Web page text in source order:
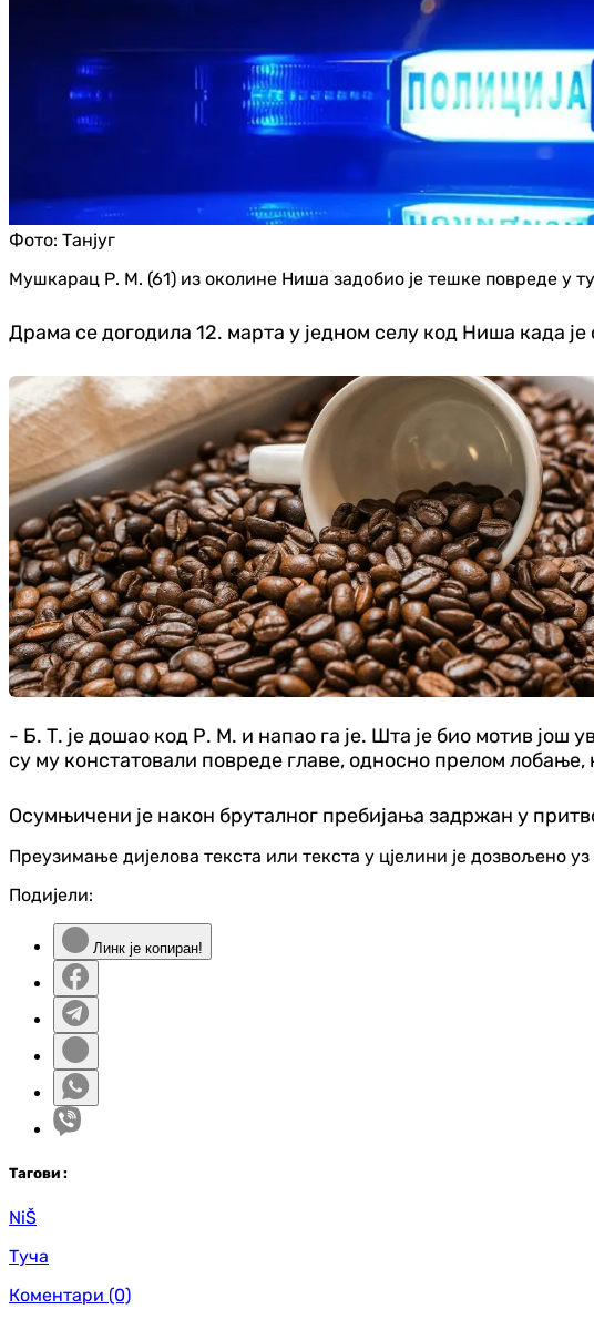
Фото: Танјуг
Мушкарац Р. М. (61) из околине Ниша задобио је тешке повреде у
Драма се догодила 12. марта у једном селу код Ниша када
- Б. Т. је дошао код Р. М. и напао га је. Шта је био мотив још
су му констатовали повреде главе, односно прелом
Осумњичени је након бруталног пребијања задржан у
Преузимање дијелова текста или текста у цјелини је дозвољено
Подијели:
Линк је копиран!
Тагови :
NiŠ
Туча
Коментари (0)